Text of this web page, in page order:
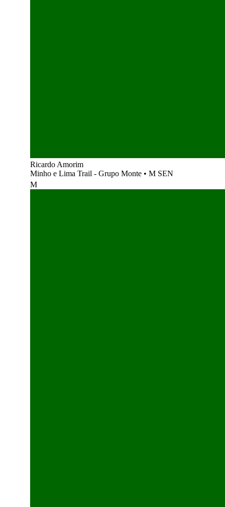
Ricardo Amorim
Minho e Lima Trail - Grupo Monte • M SEN
M